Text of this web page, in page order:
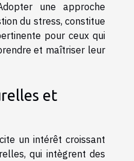
une approche
du stress, constitue
pour ceux qui
et maîtriser leur
et
un intérêt croissant
qui intègrent des